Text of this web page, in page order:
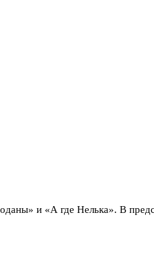
и «А где Нелька». В